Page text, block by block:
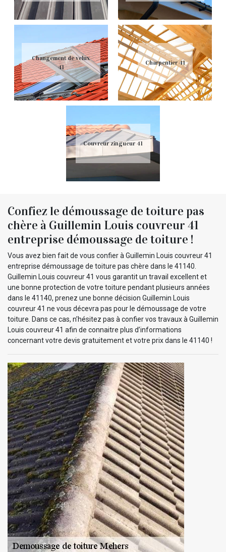
Changement de velux
41
Charpentier 41
Couvreur zingueur 41
Confiez le démoussage de toiture pas
chère à Guillemin Louis couvreur 41
entreprise démoussage de toiture !
Vous avez bien fait de vous confier à Guillemin Louis couvreur 41
entreprise démoussage de toiture pas chère dans le 41140.
Guillemin Louis couvreur 41 vous garantit un travail excellent et
une bonne protection de votre toiture pendant plusieurs années
dans le 41140, prenez une bonne décision Guillemin Louis
couvreur 41 ne vous décevra pas pour le démoussage de votre
toiture. Dans ce cas, n’hésitez pas à confier vos travaux à Guillemin
Louis couvreur 41 afin de connaitre plus d’informations
concernant votre devis gratuitement et votre prix dans le 41140 !